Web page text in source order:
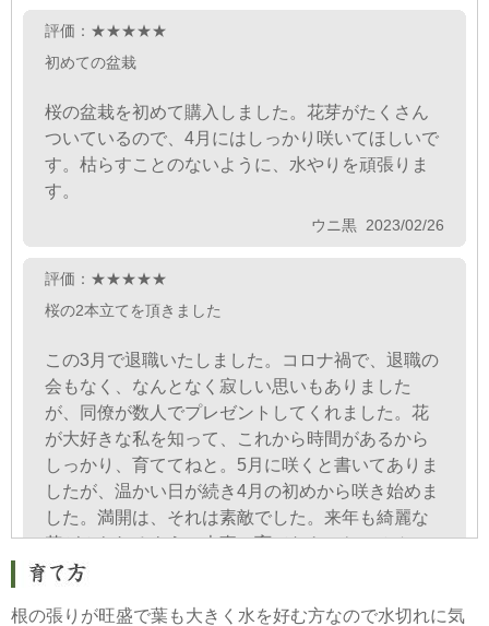
評価：★★★★★
初めての盆栽
桜の盆栽を初めて購入しました。花芽がたくさん
ついているので、4月にはしっかり咲いてほしいで
す。枯らすことのないように、水やりを頑張りま
す。
ウニ黒 2023/02/26
評価：★★★★★
桜の2本立てを頂きました
この3月で退職いたしました。コロナ禍で、退職の
会もなく、なんとなく寂しい思いもありました
が、同僚が数人でプレゼントしてくれました。花
が大好きな私を知って、これから時間があるから
しっかり、育ててねと。5月に咲くと書いてありま
したが、温かい日が続き4月の初めから咲き始めま
した。満開は、それは素敵でした。来年も綺麗な
花がみられるように大事に育てなきゃね。みん
な、ありがとう!
ひまわりばぁば 2022/04/24
根の張りが旺盛で葉も大きく水を好む方なので水切れに気